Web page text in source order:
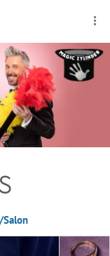
Salon